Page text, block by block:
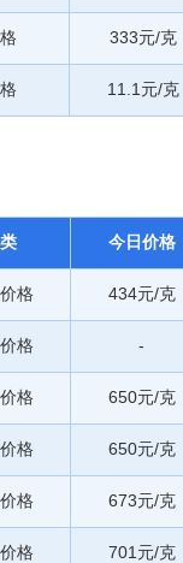
333元/克
11.1元/克
今日价格
格 434元/克
格 -
格 650元/克
格 650元/克
格 673元/克
格 701元/克